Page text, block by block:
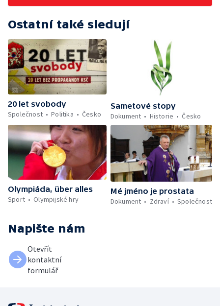
Ostatní také sledují
20 let svobody
Společnost
Politika Česko
Sametové stopy
Dokument
Historie Česko
Olympiáda, über alles
Sport
Olympijské hry
Mé jméno je prostata
Dokument
Zdraví Společnost
Napište nám
Otevřít
kontaktní
formulář